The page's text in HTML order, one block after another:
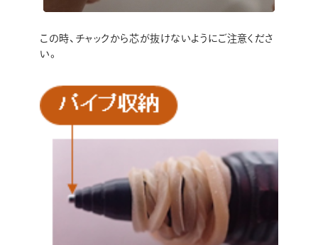
この時、チャックから芯が抜けないようにご注意くださ
い。